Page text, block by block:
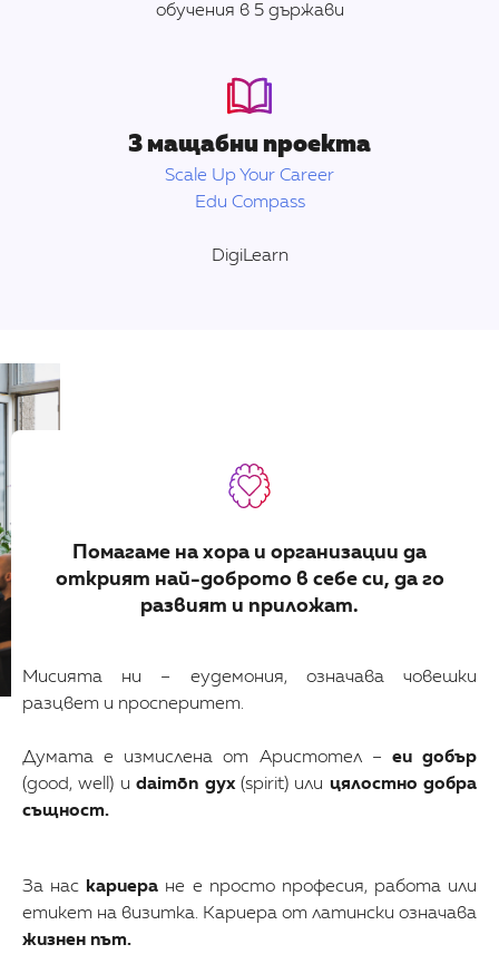
обучения в 5 държави
3 мащабни проекта
Scale Up Your Career
Edu Compass
DigiLearn
Помагаме на хора и организации да
открият най-доброто в себе си, да го
развият и приложат.
Мисията ни – еудемония, означава човешки
разцвет и просперитет.
Думата е измислена от Аристотел – eu добър
(good, well) иdaimōn дух (spirit) или цялостно добра
същност.
За нас кариера не е просто професия, работа или
етикет на визитка. Кариера от латински означава
жизнен път.